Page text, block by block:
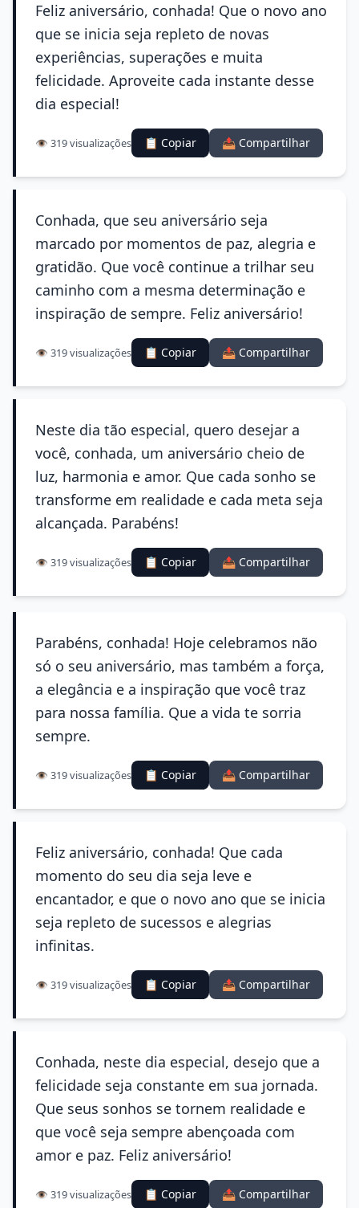
Feliz aniversário, conhada! Que o novo ano
que se inicia seja repleto de novas
experiências, superações e muita
felicidade. Aproveite cada instante desse
dia especial!
👁️ 319 visualizações 📋 Copiar 📤 Compartilhar
Conhada, que seu aniversário seja
marcado por momentos de paz, alegria e
gratidão. Que você continue a trilhar seu
caminho com a mesma determinação e
inspiração de sempre. Feliz aniversário!
👁️ 319 visualizações 📋 Copiar 📤 Compartilhar
Neste dia tão especial, quero desejar a
você, conhada, um aniversário cheio de
luz, harmonia e amor. Que cada sonho se
transforme em realidade e cada meta seja
alcançada. Parabéns!
👁️ 319 visualizações 📋 Copiar 📤 Compartilhar
Parabéns, conhada! Hoje celebramos não
só o seu aniversário, mas também a força,
a elegância e a inspiração que você traz
para nossa família. Que a vida te sorria
sempre.
👁️ 319 visualizações 📋 Copiar 📤 Compartilhar
Feliz aniversário, conhada! Que cada
momento do seu dia seja leve e
encantador, e que o novo ano que se inicia
seja repleto de sucessos e alegrias
infinitas.
👁️ 319 visualizações 📋 Copiar 📤 Compartilhar
Conhada, neste dia especial, desejo que a
felicidade seja constante em sua jornada.
Que seus sonhos se tornem realidade e
que você seja sempre abençoada com
amor e paz. Feliz aniversário!
👁️ 319 visualizações 📋 Copiar 📤 Compartilhar